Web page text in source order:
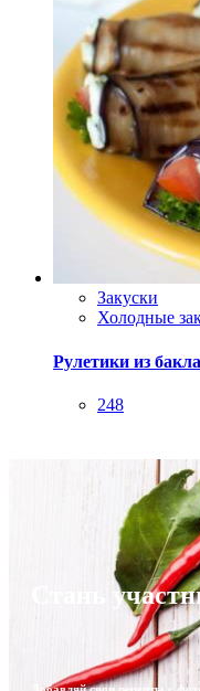
Закуски
Холодные
Рулетики из
248
Стань